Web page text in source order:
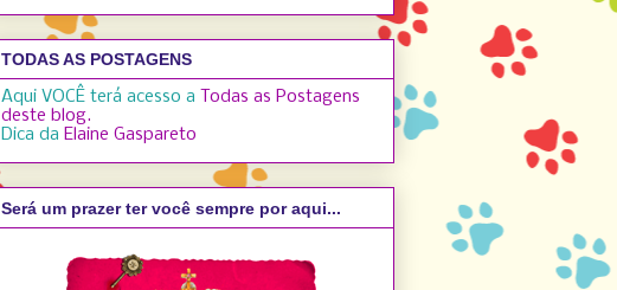
TODAS AS POSTAGENS
Aqui VOCÊ terá acesso a Todas as Postagens
deste blog.
Dica da Elaine Gaspareto
Será um prazer ter você sempre por aqui...